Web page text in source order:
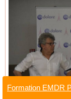
Formation EMDR